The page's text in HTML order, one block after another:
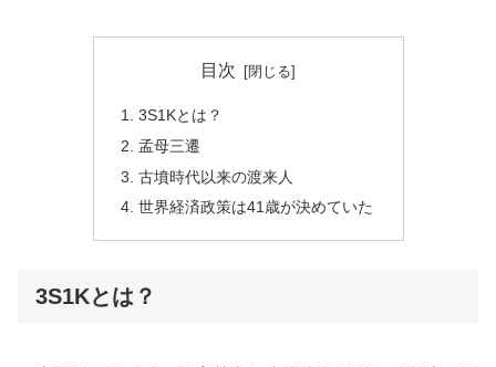
目次
3S1Kとは？
孟母三遷
古墳時代以来の渡来人
世界経済政策は41歳が決めていた
3S1Kとは？